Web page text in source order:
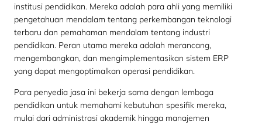
institusi pendidikan. Mereka adalah para ahli yang memiliki
pengetahuan mendalam tentang perkembangan teknologi
terbaru dan pemahaman mendalam tentang industri
pendidikan. Peran utama mereka adalah merancang,
mengembangkan, dan mengimplementasikan sistem ERP
yang dapat mengoptimalkan operasi pendidikan.
Para penyedia jasa ini bekerja sama dengan lembaga
pendidikan untuk memahami kebutuhan spesifik mereka,
mulai dari administrasi akademik hingga manajemen